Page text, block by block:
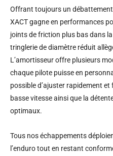
Offrant toujours un débattement
XACT gagne en performances
joints de friction plus bas dans
tringlerie de diamètre réduit
L’amortisseur offre plusieurs
chaque pilote puisse en
possible d’ajuster rapidement
basse vitesse ainsi que la
optimaux.
Tous nos échappements
l’enduro tout en restant